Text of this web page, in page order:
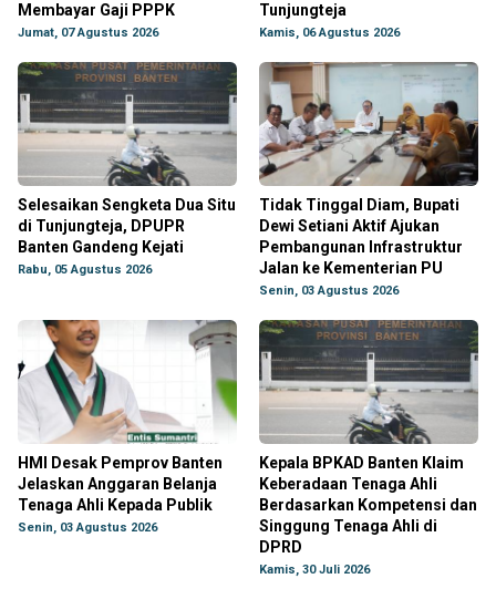
Membayar Gaji PPPK
Jumat, 07 Agustus 2026
Tunjungteja
Kamis, 06 Agustus 2026
Selesaikan Sengketa Dua Situ
di Tunjungteja, DPUPR
Banten Gandeng Kejati
Rabu, 05 Agustus 2026
Tidak Tinggal Diam, Bupati
Dewi Setiani Aktif Ajukan
Pembangunan Infrastruktur
Jalan ke Kementerian PU
Senin, 03 Agustus 2026
HMI Desak Pemprov Banten
Jelaskan Anggaran Belanja
Tenaga Ahli Kepada Publik
Senin, 03 Agustus 2026
Kepala BPKAD Banten Klaim
Keberadaan Tenaga Ahli
Berdasarkan Kompetensi dan
Singgung Tenaga Ahli di
DPRD
Kamis, 30 Juli 2026